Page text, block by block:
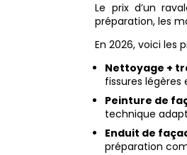
Le prix d’un
préparation, les
En 2026, voici les
Nettoyage +
fissures légères
Peinture de
technique
Enduit de
préparation